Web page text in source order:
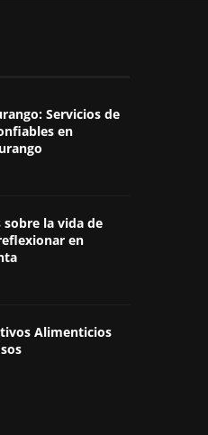
Servicios de
en
sobre la vida de
en
Alimenticios